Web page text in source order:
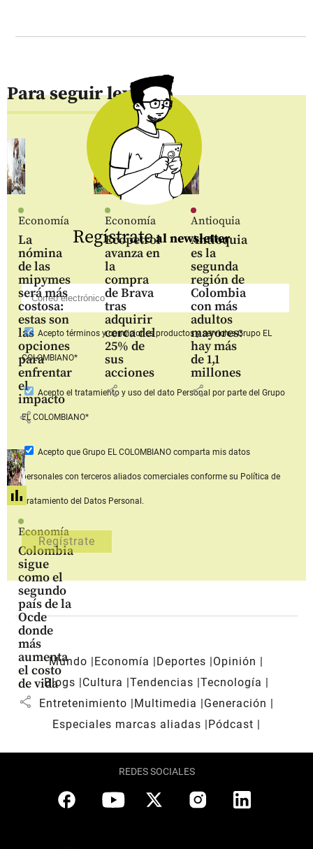
Para seguir leyendo
Economía
La
nómina
de las
mipymes
será más
costosa:
estas son
las
opciones
para
enfrentar
el
impacto
share
Economía
Ecopetrol
avanza en
la
compra
de Brava
tras
adquirir
cerca del
25% de
sus
acciones
share
Antioquia
Antioquia
es la
segunda
región de
Colombia
con más
adultos
mayores:
hay más
de 1,1
millones
share
Economía
Colombia
sigue
como el
segundo
país de la
Ocde
donde
más
aumenta
el costo
de vida
share
Regístrateal newsletter
Aceptotérminos y condiciones productos y serviciosGrupo EL
COLOMBIANO*
Acepto el tratamiento y uso del dato Personal por parte del Grupo
EL COLOMBIANO*
Acepto que Grupo EL COLOMBIANOcomparta mis datos
personales con terceros aliados comerciales conforme su Política de
Tratamiento del Datos Personal.
Mundo Economía Deportes
Opinión
Blogs
Cultura Tendencias Tecnología
Entretenimiento
Multimedia
Generación
Especiales marcas aliadas
Pódcast
REDES SOCIALES